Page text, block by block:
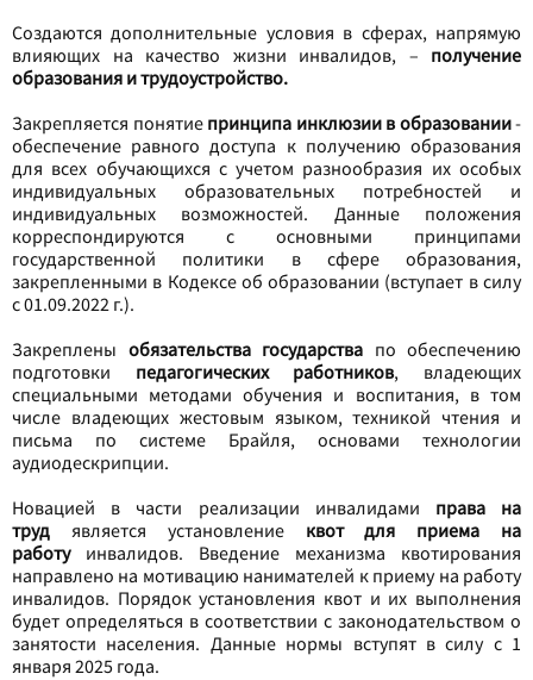
Создаются дополнительные условия в сферах, напрямую
влияющих на качество жизни инвалидов, – получение
образования и трудоустройство.
Закрепляется понятие принципа инклюзии в образовании-
обеспечение равного доступа к получению образования
для всех обучающихся с учетом разнообразия их особых
индивидуальных образовательных потребностей и
индивидуальных возможностей. Данные положения
корреспондируются с основными принципами
государственной политики в сфере образования,
закрепленными в Кодексе об образовании (вступает в силу
с 01.09.2022 г.).
Закреплены обязательства государства по обеспечению
подготовки педагогических работников, владеющих
специальными методами обучения и воспитания, в том
числе владеющих жестовым языком, техникой чтения и
письма по системе Брайля, основами технологии
аудиодескрипции.
Новацией в части реализации инвалидами права на
труд является установлениеквот для приема на
работуинвалидов. Введение механизма квотирования
направлено на мотивацию нанимателей к приему на работу
инвалидов. Порядок установления квот и их выполнения
будет определяться в соответствии с законодательством о
занятости населения. Данные нормы вступят в силу с 1
января 2025 года.